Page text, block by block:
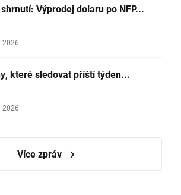
Výprodej dolaru po NFP...
2026
které sledovat příští týden...
2026
Více zpráv